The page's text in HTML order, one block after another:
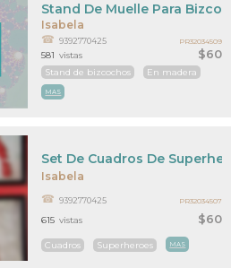
Isabela
$60
Stand De Muelle Para
9392770425
Stand de bizcochos En madera
MAS
581 vistas
PR32034509
Isabela
$60
Set De Cuadros De
9392770425
Cuadros Superheroes MAS
615 vistas
PR32034507